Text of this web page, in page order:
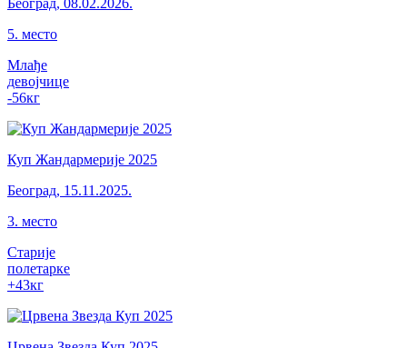
5. место
Млађе
девојчице
-56кг
Куп Жандармерије 2025
Београд, 15.11.2025.
3. место
Старије
полетарке
+43кг